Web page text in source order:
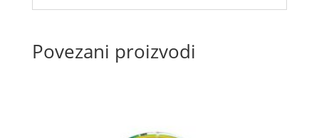
Povezani proizvodi